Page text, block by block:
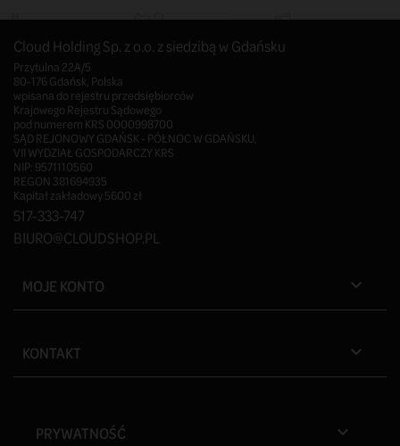
Cloud Holding Sp. z o.o. z siedzibą w Gdańsku
Przytulna 22A/5
80-176 Gdańsk, Polska
wpisana do rejestru przedsiębiorców
Krajowego Rejestru Sądowego
pod numerem KRS 0000998700
SĄD REJONOWY GDAŃSK - PÓŁNOC W GDAŃSKU,
VII WYDZIAŁ GOSPODARCZY KRS
NIP: 9571110560
REGON 381694935
Kapitał zakładowy 5600 zł
517-333-747
BIURO@CLOUDSHOP.PL
MOJE KONTO 
KONTAKT 
PRYWATNOŚĆ 